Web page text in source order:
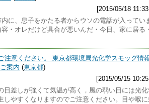
[2015/05/18
に、息子をかたる者からウソの電話が入ってい
・オレだけど具合が悪いんだ・今日、家に居る
注意ください。 東京都環境局光化学スモッグ情
案内 (東京都)
[2015/05/15
日差しが強くて気温が高く，風の弱い日には光
しやすくなりますのでご注意ください。目や喉